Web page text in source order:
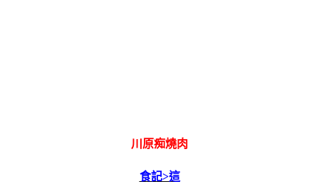
川原痴燒肉
食記>這